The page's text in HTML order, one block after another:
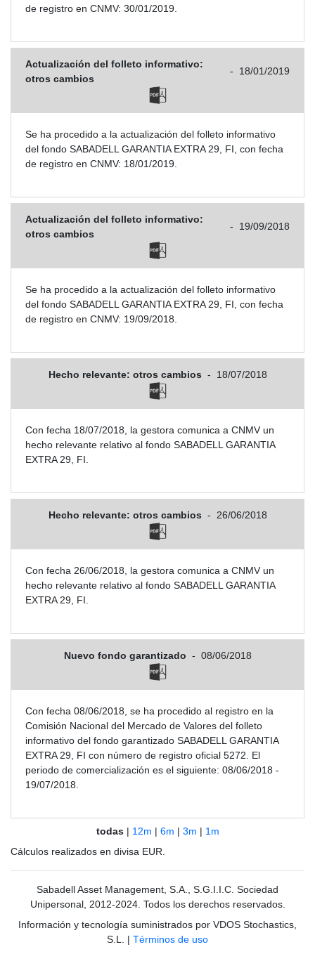
de registro en CNMV: 30/01/2019.
Actualización del folleto informativo:
otros cambios
- 18/01/2019
Se ha procedido a la actualización del folleto informativo
del fondo SABADELL GARANTIA EXTRA 29, FI, con fecha
de registro en CNMV: 18/01/2019.
Actualización del folleto informativo:
otros cambios
- 19/09/2018
Se ha procedido a la actualización del folleto informativo
del fondo SABADELL GARANTIA EXTRA 29, FI, con fecha
de registro en CNMV: 19/09/2018.
Hecho relevante: otros cambios - 18/07/2018
Con fecha 18/07/2018, la gestora comunica a CNMV un
hecho relevante relativo al fondo SABADELL GARANTIA
EXTRA 29, FI.
Hecho relevante: otros cambios - 26/06/2018
Con fecha 26/06/2018, la gestora comunica a CNMV un
hecho relevante relativo al fondo SABADELL GARANTIA
EXTRA 29, FI.
Nuevo fondo garantizado - 08/06/2018
Con fecha 08/06/2018, se ha procedido al registro en la
Comisión Nacional del Mercado de Valores del folleto
informativo del fondo garantizado SABADELL GARANTIA
EXTRA 29, FI con número de registro oficial 5272. El
periodo de comercialización es el siguiente: 08/06/2018 -
19/07/2018.
todas | 12m | 6m | 3m | 1m
Cálculos realizados en divisa EUR.
Sabadell Asset Management, S.A., S.G.I.I.C. Sociedad
Unipersonal, 2012-2024. Todos los derechos reservados.
Información y tecnología suministrados por VDOS Stochastics,
S.L. | Términos de uso